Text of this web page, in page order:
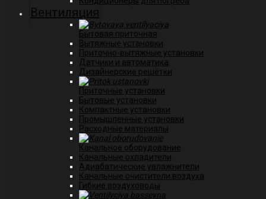
Вентиляция
Бытовая приточная
Вытяжные установки
Приточно-вытяжные установки
Датчики и автоматика
Дизайнерские решётки
Приточные установки
Бытовые установки
Компактные установки
Промышленные установки
Расходные материалы
Канальное оборудование
Канальные охладители
Адиабатические увлажнители
Канальные очистители воздуха
Гибкие воздуховоды